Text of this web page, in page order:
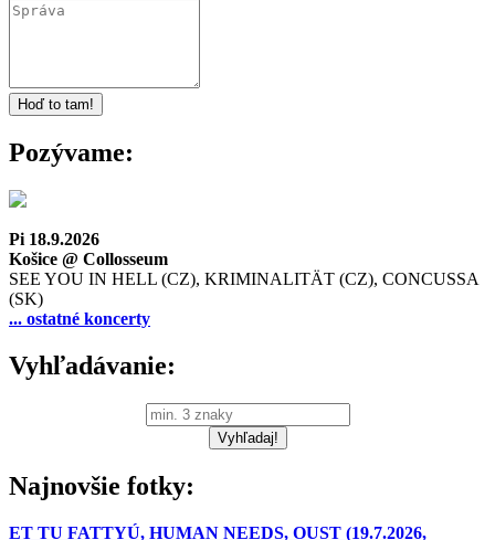
Pozývame:
Pi 18.9.2026
Košice @ Collosseum
SEE YOU IN HELL (CZ), KRIMINALITÄT (CZ), CONCUSSA
(SK)
... ostatné koncerty
Vyhľadávanie:
Najnovšie fotky:
ET TU FATTYÚ, HUMAN NEEDS, OUST (19.7.2026,